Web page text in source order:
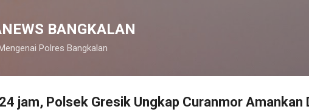
BANGKALAN
Polres Bangkalan
jam, Polsek Gresik Ungkap Curanmor Amankan